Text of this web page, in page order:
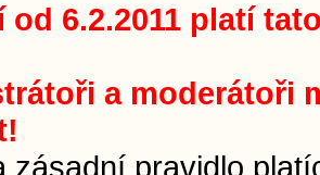
od 6.2.2011 platí
a moderátoři
zásadní pravidlo